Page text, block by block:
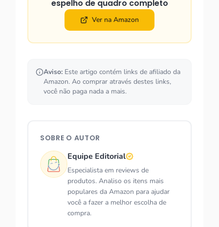
espelho de quadro completo
Ver na Amazon
Aviso: Este artigo contém links de afiliado da
Amazon. Ao comprar através destes links,
você não paga nada a mais.
SOBRE O AUTOR
Equipe Editorial
Especialista em reviews de
produtos. Analiso os itens mais
populares da Amazon para ajudar
você a fazer a melhor escolha de
compra.